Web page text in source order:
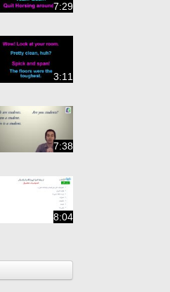
7:29
3:11
7:38
8:04